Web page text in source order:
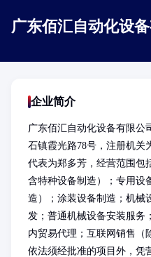
广东佰汇自动化设
企业简介
广东佰汇自动化设备有限公
石镇霞光路78号，注册机关
代表为郑多芳，经营范围包
含特种设备制造）；专用设
造）；涂装设备制造；机械
发；普通机械设备安装服务
内贸易代理；互联网销售（
依法须经批准的项目外，凭